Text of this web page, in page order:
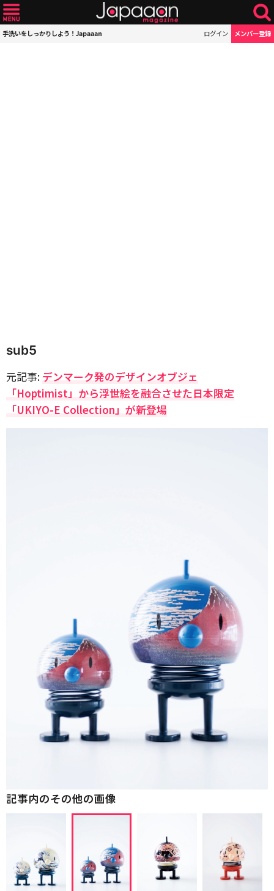
手洗いをしっかりしよう！Japaaan ログイン メンバー登録
sub5
元記事: デンマーク発のデザインオブジェ
「Hoptimist」から浮世絵を融合させた日本限定
「UKIYO-E Collection」が新登場
記事内のその他の画像